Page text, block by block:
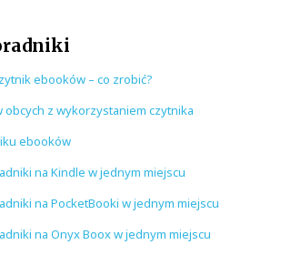
ebooków – co zrobić?
obcych z wykorzystaniem czytnika
ebooków
na Kindle w jednym miejscu
na PocketBooki w jednym miejscu
na Onyx Boox w jednym miejscu